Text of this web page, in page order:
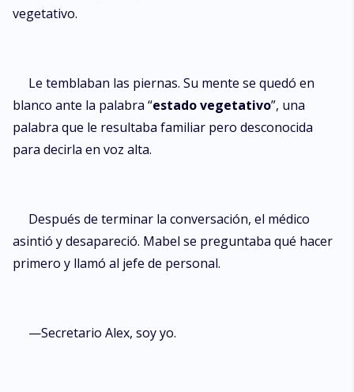
vegetativo.
Le temblaban las piernas. Su mente se quedó en
blanco ante la palabra “estado vegetativo”, una
palabra que le resultaba familiar pero desconocida
para decirla en voz alta.
Después de terminar la conversación, el médico
asintió y desapareció. Mabel se preguntaba qué hacer
primero y llamó al jefe de personal.
—Secretario Alex, soy yo.